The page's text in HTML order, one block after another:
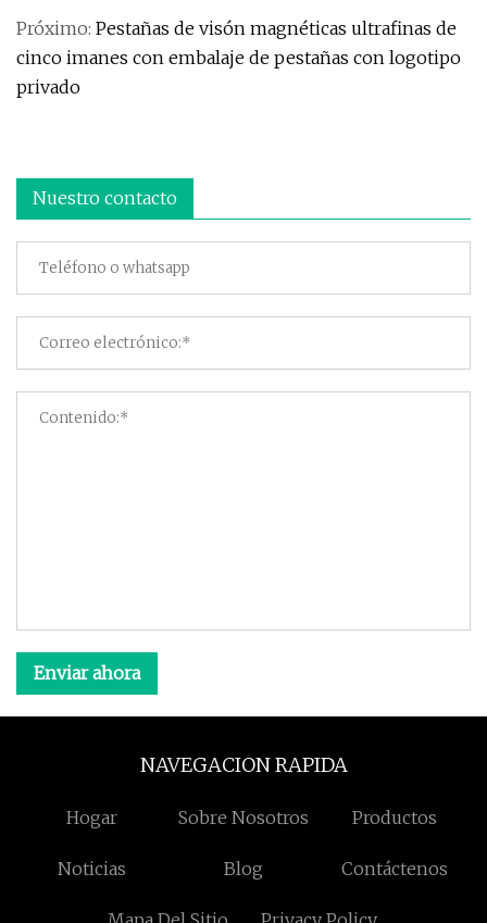
Próximo: Pestañas de visón magnéticas ultrafinas de
cinco imanes con embalaje de pestañas con logotipo
privado
Nuestro contacto
Enviar ahora
NAVEGACION RAPIDA
Hogar Sobre Nosotros Productos
Noticias Blog Contáctenos